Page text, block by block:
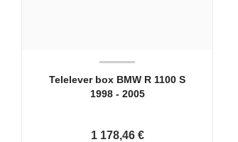
Telelever box BMW R 1100 S
1998 - 2005
1 178,46 €